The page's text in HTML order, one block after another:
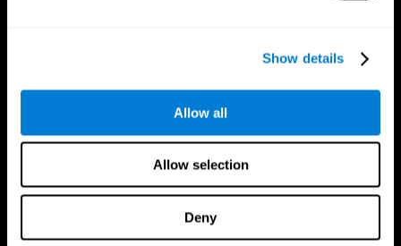
Show details
Allow all
Allow selection
Deny
A propos du cerveau
Les parties du cerveau
Neurones
Adultes en bonne santé